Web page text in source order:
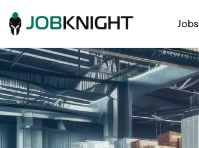
Jobs